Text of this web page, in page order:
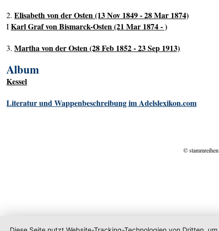
2.Elisabeth von der Osten (13 Nov 1849 - 28 Mar 1874)
IKarl Graf von Bismarck-Osten (21 Mar 1874 - )
3.Martha von der Osten (28 Feb 1852 - 23 Sep 1913)
Album
Kessel
Literatur und Wappenbeschreibung im Adelslexikon.com
©